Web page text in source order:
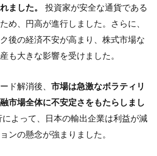
ました。
投資家が安全な通貨である
め、円高が進行しました。さらに、
後の経済不安が高まり、株式市場な
も大きな影響を受けました。
ド解消後、 市場は急激なボラティリ
市場全体に不安定さをもたらしまし
によって、日本の輸出企業は利益が減
ンの懸念が強まりました。